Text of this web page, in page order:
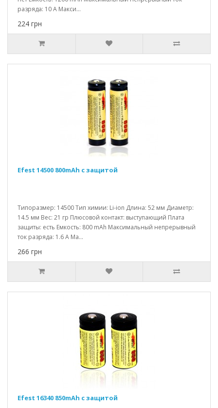
разряда: 10 A Макси...
224 грн
Efest 14500 800mAh с защитой
Типоразмер: 14500 Тип химии: Li-ion Длина: 52 мм Диаметр:
14.5 мм Вес: 21 гр Плюсовой контакт: выступающий Плата
защиты: есть Емкость: 800 mAh Максимальный непрерывный
ток разряда: 1.6 A Ма...
266 грн
Efest 16340 850mAh c защитой